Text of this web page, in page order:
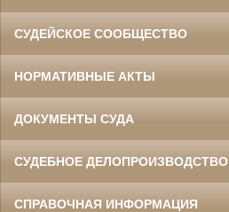
СУДЕЙСКОЕ СООБЩЕСТВО
НОРМАТИВНЫЕ АКТЫ
ДОКУМЕНТЫ СУДА
СУДЕБНОЕ ДЕЛОПРОИЗВОДСТВО
СПРАВОЧНАЯ ИНФОРМАЦИЯ